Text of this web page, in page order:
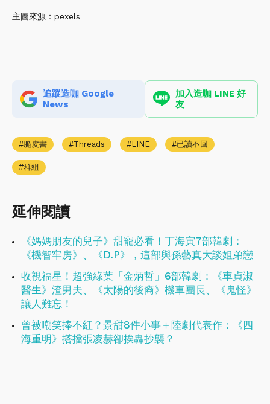
主圖來源：pexels
追蹤造咖 Google
News
加入造咖 LINE 好
友
脆皮書 Threads LINE 已讀不回
群組
延伸閱讀
《媽媽朋友的兒子》甜寵必看！丁海寅7部韓劇：
《機智牢房》、《D.P》，這部與孫藝真大談姐弟戀
收視福星！超強綠葉「金炳哲」6部韓劇：《車貞淑
醫生》渣男夫、《太陽的後裔》機車團長、《鬼怪》
讓人難忘！
曾被嘲笑捧不紅？景甜8件小事＋陸劇代表作：《四
海重明》搭擋張凌赫卻挨轟抄襲？